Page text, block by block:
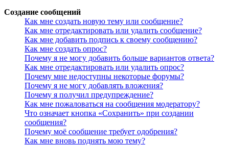
Создание сообщений
Как мне создать новую тему или сообщение?
Как мне отредактировать или удалить сообщение?
Как мне добавить подпись к своему сообщению?
Как мне создать опрос?
Почему я не могу добавить больше вариантов ответа?
Как мне отредактировать или удалить опрос?
Почему мне недоступны некоторые форумы?
Почему я не могу добавлять вложения?
Почему я получил предупреждение?
Как мне пожаловаться на сообщения модератору?
Что означает кнопка «Сохранить» при создании
сообщения?
Почему моё сообщение требует одобрения?
Как мне вновь поднять мою тему?